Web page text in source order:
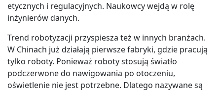
etycznych i regulacyjnych. Naukowcy wejdą w rolę
inżynierów danych.
Trend robotyzacji przyspiesza też w innych branżach.
W Chinach już działają pierwsze fabryki, gdzie pracują
tylko roboty. Ponieważ roboty stosują światło
podczerwone do nawigowania po otoczeniu,
oświetlenie nie jest potrzebne. Dlatego nazywane są